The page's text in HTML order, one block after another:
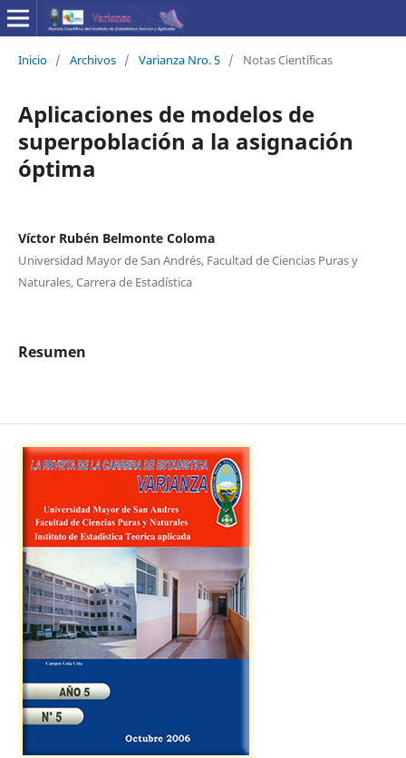
Inicio / Archivos / Varianza Nro. 5 / Notas Científicas
Aplicaciones de modelos de
superpoblación a la asignación
óptima
Víctor Rubén Belmonte Coloma
Universidad Mayor de San Andrés, Facultad de Ciencias Puras y
Naturales, Carrera de Estadística
Resumen